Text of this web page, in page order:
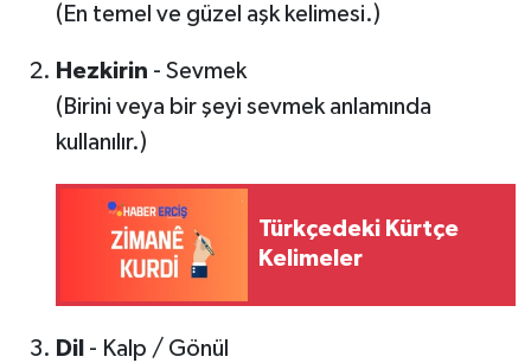
(En temel ve güzel aşk kelimesi.)
Hezkirin - Sevmek
(Birini veya bir şeyi sevmek anlamında
kullanılır.)
Türkçedeki Kürtçe
Kelimeler
Dil - Kalp / Gönül